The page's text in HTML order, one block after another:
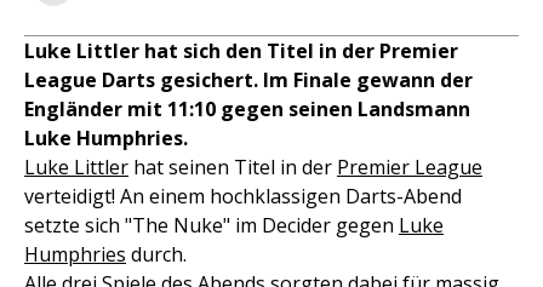
Luke Littler hat sich den Titel in der Premier
League Darts gesichert. Im Finale gewann der
Engländer mit 11:10 gegen seinen Landsmann
Luke Humphries.
Luke Littler hat seinen Titel in der Premier League
verteidigt! An einem hochklassigen Darts-Abend
setzte sich "The Nuke" im Decider gegen Luke
Humphries durch.